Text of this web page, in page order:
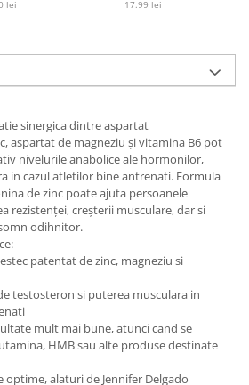
lei 17.99 lei
sinergica dintre aspartat
aspartat de magneziu și vitamina B6 pot
nivelurile anabolice ale hormonilor,
in cazul atletilor bine antrenati. Formula
de zinc poate ajuta persoanele
rezistenței, creșterii musculare, dar si
odihnitor.
patentat de zinc, magneziu si
testosteron si puterea musculara in
mult mai bune, atunci cand se
HMB sau alte produse destinate
optime, alaturi de Jennifer Delgado